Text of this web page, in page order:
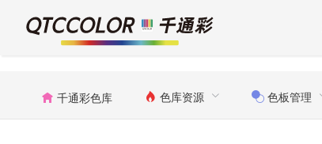
千通彩色库 色库资源 色板管理